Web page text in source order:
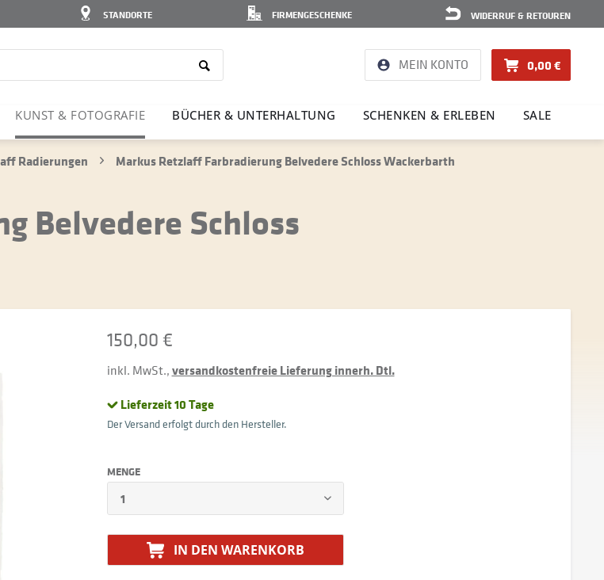
WIDERRUF & RETOUREN
FIRMENGESCHENKE
STANDORTE
MEIN KONTO 0,00 €
KUNST & FOTO­GRAFIE BÜCHER & UNTER­HAL­TUNG SCHENKEN & ERLEBEN SALE
Radierungen Markus Retzlaff Farbradierung Belvedere Schloss Wackerbarth
Belvedere Schloss
150,00 €
inkl. MwSt.,versandkostenfreie Lieferung innerh. Dtl.
Lieferzeit 10 Tage
Der Versand erfolgt durch den Hersteller.
MENGE
IN DEN WARENKORB